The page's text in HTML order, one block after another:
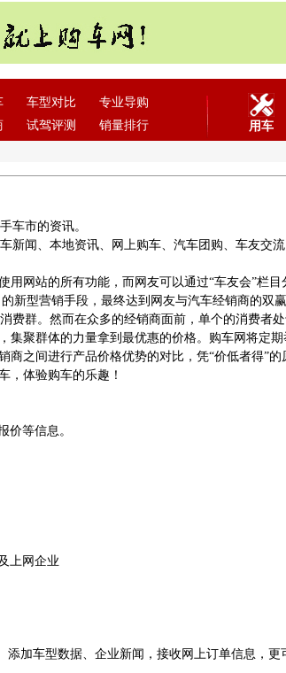
车型对比
专业导购
试驾评测 销量排行 用车
车市的资讯。
闻、本地资讯、网上购车、汽车团购、车友交
网站的所有功能，而网友可以通过“车友会”栏
新型营销手段，最终达到网友与汽车经销商的双赢
群。然而在众多的经销商面前，单个的消费者
聚群体的力量拿到最优惠的价格。购车网将定
之间进行产品价格优势的对比，凭“价低者得”
，体验购车的乐趣！
等信息。
上网企业
加车型数据、企业新闻，接收网上订单信息，更